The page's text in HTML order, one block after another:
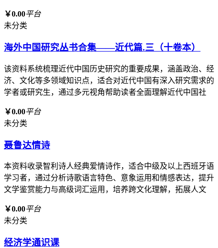
￥0.00平台
未分类
海外中国研究丛书合集——近代篇.三（十卷本）
该资料系统梳理近代中国历史研究的重要成果，涵盖政治、经
济、文化等多领域知识点，适合对近代中国有深入研究需求的
学者或研究生，通过多元视角帮助读者全面理解近代中国社
￥0.00平台
未分类
聂鲁达情诗
本资料收录智利诗人经典爱情诗作，适合中级及以上西班牙语
学习者，通过分析诗歌语言特色、意象运用和情感表达，提升
文学鉴赏能力与高级词汇运用，培养跨文化理解，拓展人文
￥0.00平台
未分类
经济学通识课